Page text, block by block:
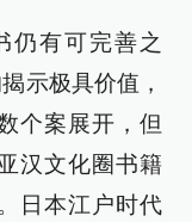
仍有可完善之
示极具价值，
个案展开，但
汉文化圈书籍
日本江户时代